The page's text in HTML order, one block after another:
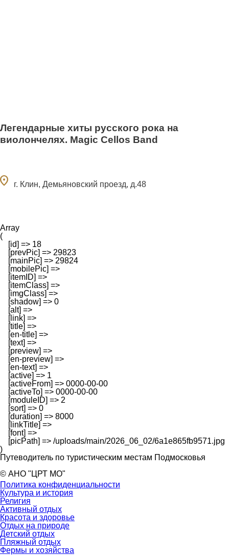
Легендарные хиты русского рока на
виолончелях. Magic Cellos Band
г. Клин, Демьяновский проезд, д.48
Array
(
    [id] => 18
    [prevPic] => 29823
    [mainPic] => 29824
    [mobilePic] =>
    [itemID] =>
    [itemClass] =>
    [imgClass] =>
    [shadow] => 0
    [alt] =>
    [link] =>
    [title] =>
    [en-title] =>
    [text] =>
    [preview] =>
    [en-preview] =>
    [en-text] =>
    [active] => 1
    [activeFrom] => 0000-00-00
    [activeTo] => 0000-00-00
    [moduleID] => 2
    [sort] => 0
    [duration] => 8000
    [linkTitle] =>
    [font] =>
    [picPath] => /uploads/main/2026_06_02/6a1e865fb9571.jpg
Путеводитель по туристическим местам Подмосковья
© АНО "ЦРТ МО"
Политика конфиденциальности
Культура и история
Религия
Активный отдых
Красота и здоровье
Отдых на природе
Детский отдых
Пляжный отдых
Фермы и хозяйства